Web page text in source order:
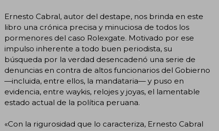
Ernesto Cabral, autor del destape, nos brinda en este
libro una crónica precisa y minuciosa de todos los
pormenores del caso Rolexgate. Motivado por ese
impulso inherente a todo buen periodista, su
búsqueda por la verdad desencadenó una serie de
denuncias en contra de altos funcionarios del Gobierno
—incluida, entre ellos, la mandataria— y puso en
evidencia, entre waykis, relojes y joyas, el lamentable
estado actual de la política peruana.
«Con la rigurosidad que lo caracteriza, Ernesto Cabral